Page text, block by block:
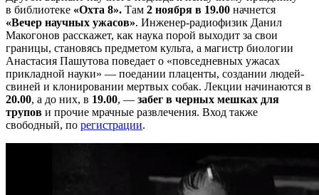
в библиотеке «Охта 8». Там 2 ноября в 19.00 начнется
«Вечер научных ужасов». Инженер-радиофизик Данил
Макогонов расскажет, как наука порой выходит за свои
границы, становясь предметом культа, а магистр биологии
Анастасия Пашутова поведает о «повседневных ужасах
прикладной науки» — поедании плаценты, создании людей-
свиней и клонировании мертвых собак. Лекции начинаются в
20.00, а до них, в 19.00, — забег в черных мешках для
трупов и прочие мрачные развлечения. Вход также
свободный, по регистрации.